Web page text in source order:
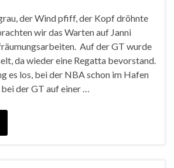
der Wind pfiff, der Kopf dröhnte
wir das Warten auf Janni
Auf der GT wurde
da wieder eine Regatta bevorstand.
es los, bei der NBA schon im Hafen
der GT auf einer …